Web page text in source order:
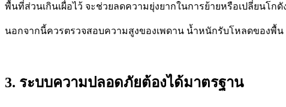
พื้นที่ส่วนเกินเผื่อไว้ จะช่วยลดความยุ่งยากในการย้ายหรือเปลี่ยนโก
นอกจากนี้ควรตรวจสอบความสูงของเพดาน น้ำหนักรับโหลดของพื้
3. ระบบความปลอดภัยต้องได้มาตรฐาน